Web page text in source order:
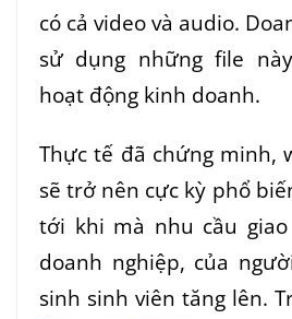
có cả video và audio.
sử dụng những file
hoạt động kinh doanh.
Thực tế đã chứng minh,
sẽ trở nên cực kỳ phổ
tới khi mà nhu cầu
doanh nghiệp, của
sinh sinh viên tăng lên.